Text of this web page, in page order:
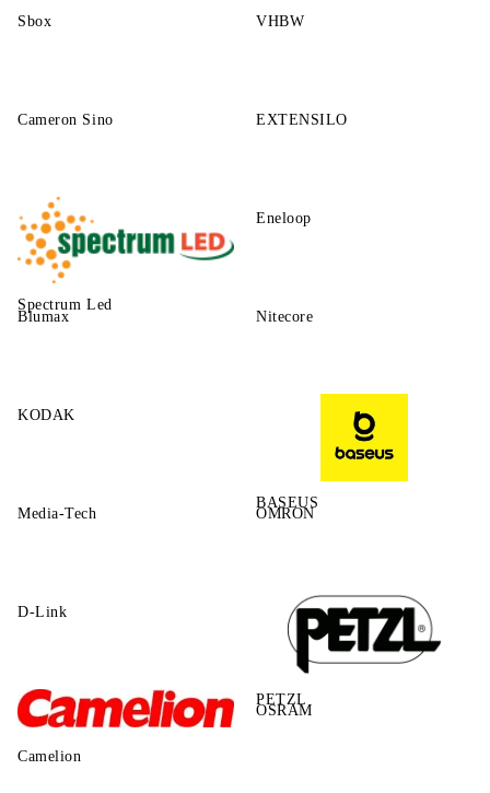
Sbox VHBW
Cameron Sino EXTENSILO
Spectrum Led
Eneloop
Blumax Nitecore
KODAK
BASEUS
Media-Tech OMRON
D-Link
PETZL
Camelion
OSRAM